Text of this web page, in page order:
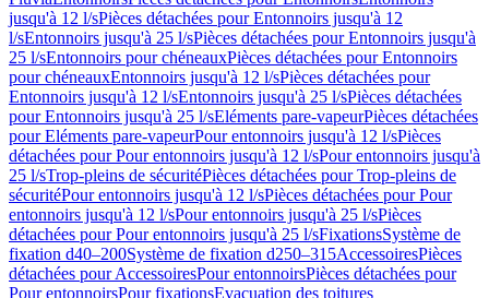
jusqu'à 12 l/sPièces détachées pour Entonnoirs jusqu'à 12
l/sEntonnoirs jusqu'à 25 l/sPièces détachées pour Entonnoirs jusqu'à
25 l/sEntonnoirs pour chéneauxPièces détachées pour Entonnoirs
pour chéneauxEntonnoirs jusqu'à 12 l/sPièces détachées pour
Entonnoirs jusqu'à 12 l/sEntonnoirs jusqu'à 25 l/sPièces détachées
pour Entonnoirs jusqu'à 25 l/sEléments pare-vapeurPièces détachées
pour Eléments pare-vapeurPour entonnoirs jusqu'à 12 l/sPièces
détachées pour Pour entonnoirs jusqu'à 12 l/sPour entonnoirs jusqu'à
25 l/sTrop-pleins de sécuritéPièces détachées pour Trop-pleins de
sécuritéPour entonnoirs jusqu'à 12 l/sPièces détachées pour Pour
entonnoirs jusqu'à 12 l/sPour entonnoirs jusqu'à 25 l/sPièces
détachées pour Pour entonnoirs jusqu'à 25 l/sFixationsSystème de
fixation d40–200Système de fixation d250–315AccessoiresPièces
détachées pour AccessoiresPour entonnoirsPièces détachées pour
Pour entonnoirsPour fixationsEvacuation des toitures